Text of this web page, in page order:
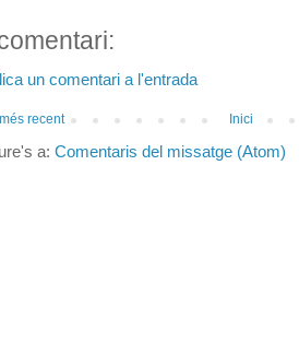
un comentari a l'entrada
recent Inici
a: Comentaris del missatge (Atom)